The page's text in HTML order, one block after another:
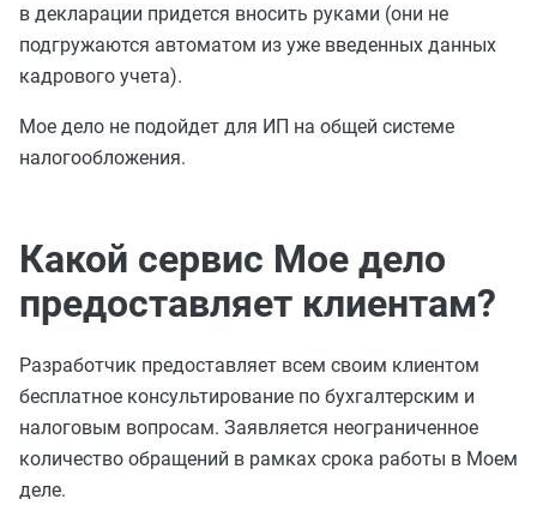
в декларации придется вносить руками (они не
подгружаются автоматом из уже введенных данных
кадрового учета).
Мое дело не подойдет для ИП на общей системе
налогообложения.
Какой сервис Мое дело
предоставляет клиентам?
Разработчик предоставляет всем своим клиентом
бесплатное консультирование по бухгалтерским и
налоговым вопросам. Заявляется неограниченное
количество обращений в рамках срока работы в Моем
деле.